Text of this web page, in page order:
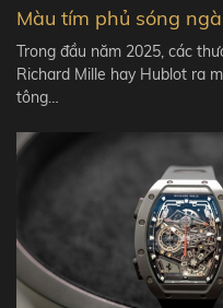
Màu tím phủ sóng
Trong đầu năm 2025, các
Richard Mille hay Hublot ra
tông…